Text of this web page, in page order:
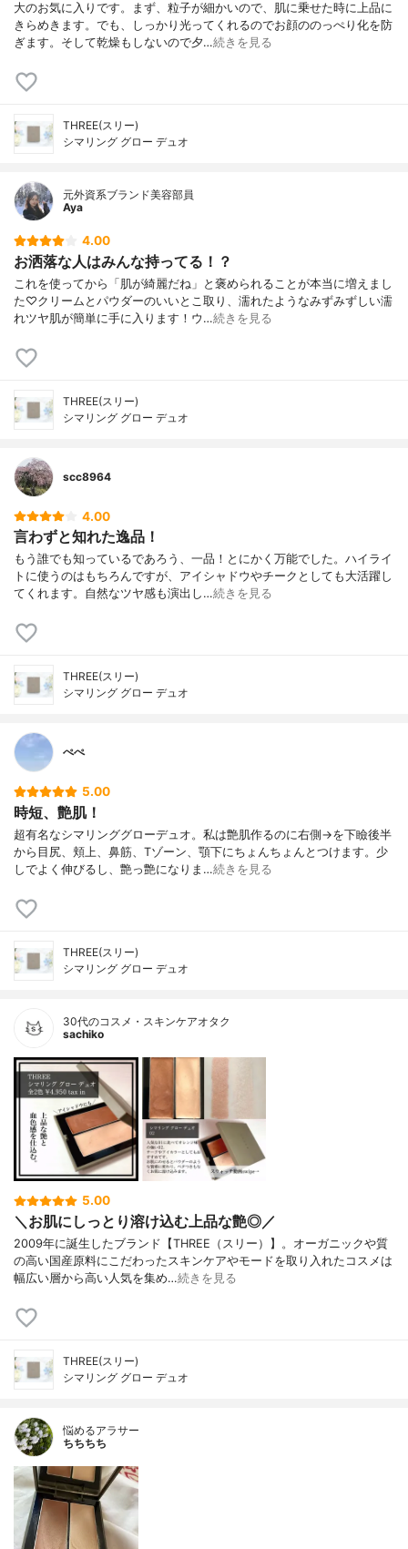
大のお気に入りです。まず、粒子が細かいので、肌に乗せた時に上品に
きらめきます。でも、しっかり光ってくれるのでお顔ののっぺり化を防
ぎます。そして乾燥もしないので夕…続きを見る
THREE(スリー)
シマリング グロー デュオ
元外資系ブランド美容部員
Aya
4.00
お洒落な人はみんな持ってる！？
これを使ってから「肌が綺麗だね」と褒められることが本当に増えまし
た♡クリームとパウダーのいいとこ取り、濡れたようなみずみずしい濡
れツヤ肌が簡単に手に入ります！ウ…続きを見る
THREE(スリー)
シマリング グロー デュオ
scc8964
4.00
言わずと知れた逸品！
もう誰でも知っているであろう、一品！とにかく万能でした。ハイライ
トに使うのはもちろんですが、アイシャドウやチークとしても大活躍し
てくれます。自然なツヤ感も演出し…続きを見る
THREE(スリー)
シマリング グロー デュオ
ぺぺ
5.00
時短、艶肌！
超有名なシマリンググローデュオ。私は艶肌作るのに右側→を下瞼後半
から目尻、頬上、鼻筋、Tゾーン、顎下にちょんちょんとつけます。少
しでよく伸びるし、艶っ艶になりま…続きを見る
THREE(スリー)
シマリング グロー デュオ
30代のコスメ・スキンケアオタク
sachiko
5.00
＼お肌にしっとり溶け込む上品な艶◎／
2009年に誕生したブランド【THREE（スリー）】。オーガニックや質
の高い国産原料にこだわったスキンケアやモードを取り入れたコスメは
幅広い層から高い人気を集め…続きを見る
THREE(スリー)
シマリング グロー デュオ
悩めるアラサー
ちちちち